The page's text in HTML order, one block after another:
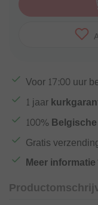
Voor 17:00 uur
1 jaar
100%Belgische
Gratis
Meer